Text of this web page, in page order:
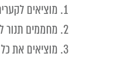
מוציאים
מחממים תנור ל-150
מוציאים את